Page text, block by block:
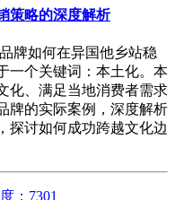
策略的深度解析
牌如何在异国他乡站稳
一个关键词：本土化。本
化、满足当地消费者需求
牌的实际案例，深度解析
探讨如何成功跨越文化边
：7301